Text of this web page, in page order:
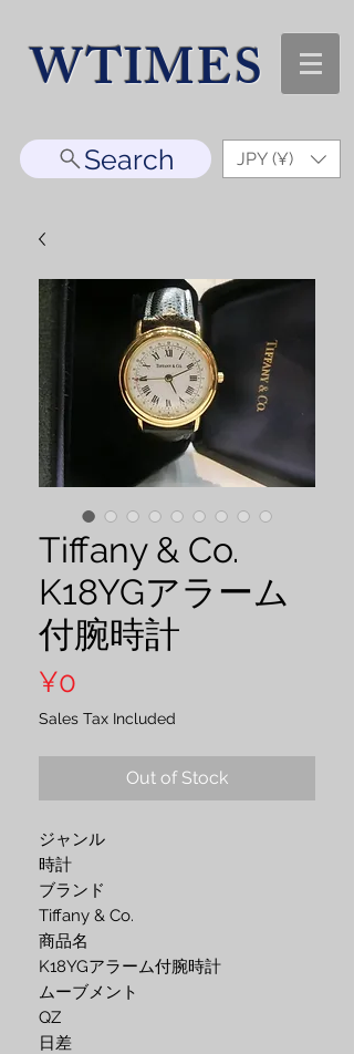
WTIMES
Search JPY (¥)
Tiffany & Co.
K18YGアラーム
付腕時計
¥0
Sales Tax Included
Out of Stock
ジャンル
時計
ブランド
Tiffany & Co.
商品名
K18YGアラーム付腕時計
ムーブメント
QZ
日差